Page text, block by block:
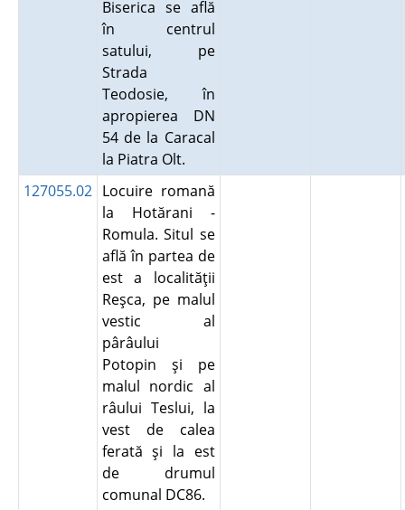
Biserica se află
în centrul
satului, pe
Strada
Teodosie, în
apropierea DN
54 de la Caracal
la Piatra Olt.
127055.02 Locuire romană
la Hotărani -
Romula. Situl se
află în partea de
est a localităţii
Reşca, pe malul
vestic al
pârâului
Potopin şi pe
malul nordic al
râului Teslui, la
vest de calea
ferată şi la est
de drumul
comunal DC86.